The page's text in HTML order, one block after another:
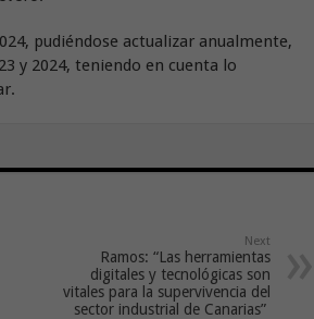
pudiéndose actualizar anualmente,
y 2024, teniendo en cuenta lo
Next
Ramos: “Las herramientas
digitales y tecnológicas son
vitales para la supervivencia del
sector industrial de Canarias”